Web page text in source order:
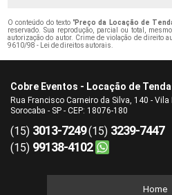
O conteúdo do texto "Preço da Locação de
reservado. Sua reprodução, parcial ou total,
autorização do autor. Crime de violação de direito
9610/98 - Lei de direitos autorais
Cobre Eventos - Locação de
Rua Francisco Carneiro da Silva, 140 - Vila
Sorocaba - SP - CEP: 18076-180
(15) 3013-7249(15) 3239-7447
(15) 99138-4102
Home